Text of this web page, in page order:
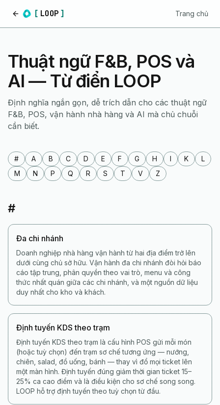
[ LOOP ]
Trang chủ
Trang chủ
Thuật ngữ F&B, POS và
AI — Từ điển LOOP
Định nghĩa ngắn gọn, dễ trích dẫn cho các thuật ngữ
F&B, POS, vận hành nhà hàng và AI mà chủ chuỗi
cần biết.
# A B C D E F G H I K
L
M
N P Q R S T V Z
#
Đa chi nhánh
Doanh nghiệp nhà hàng vận hành từ hai địa điểm trở lên
dưới cùng chủ sở hữu. Vận hành đa chi nhánh đòi hỏi báo
cáo tập trung, phân quyền theo vai trò, menu và công
thức nhất quán giữa các chi nhánh, và một nguồn dữ liệu
duy nhất cho kho và khách.
Định tuyến KDS theo trạm
Định tuyến KDS theo trạm là cấu hình POS gửi mỗi món
(hoặc tuỳ chọn) đến trạm sơ chế tương ứng — nướng,
chiên, salad, đồ uống, bánh — thay vì đổ mọi ticket lên
một màn hình. Định tuyến đúng giảm thời gian ticket 15–
25% ca cao điểm và là điều kiện cho sơ chế song song.
LOOP hỗ trợ định tuyến theo tuỳ chọn từ đầu.